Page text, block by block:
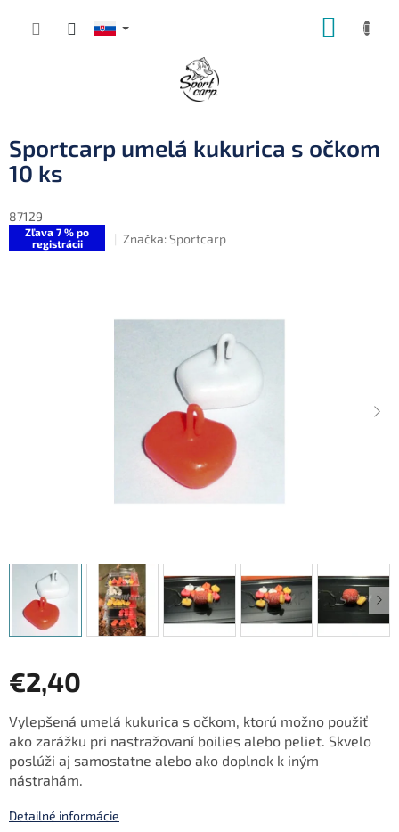
Sportcarp umelá kukurica s očkom
10 ks
87129
Zľava 7 % po
registrácii
Značka:Sportcarp
€2,40
cena:
Vylepšená umelá kukurica s očkom, ktorú možno použiť
ako zarážku pri nastražovaní boilies alebo peliet. Skvelo
poslúži aj samostatne alebo ako doplnok k iným
nástrahám.
Detailné informácie